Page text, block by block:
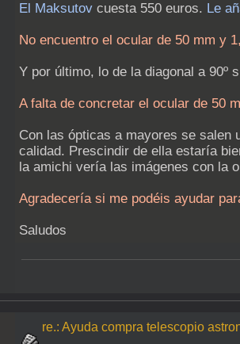
El Maksutov cuesta 550 euros. Le
No encuentro el ocular de 50 mm y
Y por último, lo de la diagonal a 90º
A falta de concretar el ocular de 50
Con las ópticas a mayores se salen
calidad. Prescindir de ella estaría
la amichi vería las imágenes con la
Agradecería si me podéis ayudar
Saludos
re.: Ayuda compra telescopio